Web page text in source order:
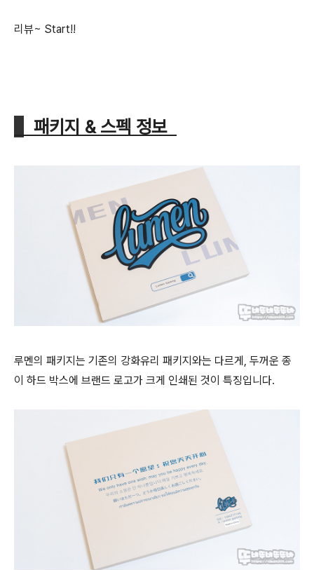
리뷰~ Start!!
패키지 & 스펙 정보
루멘의 패키지는 기존의 강화유리 패키지와는 다르게, 두꺼운 종
이 하드 박스에 브랜드 로고가 크게 인쇄된 것이 특징입니다.